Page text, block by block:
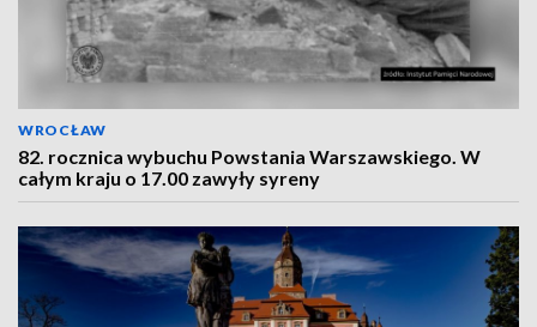
WROCŁAW
82. rocznica wybuchu Powstania Warszawskiego. W
całym kraju o 17.00 zawyły syreny